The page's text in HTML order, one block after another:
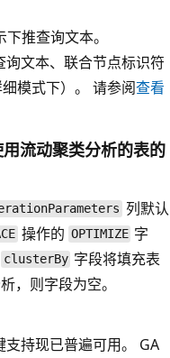
推查询文本。
文本、联合节点标识符
模式下）。 请参阅查看
流动聚类分析的表的
列默认
操作的 OPTIMIZE 字
clusterBy 字段将填充表
，则字段为空。
持现已普遍可用。 GA